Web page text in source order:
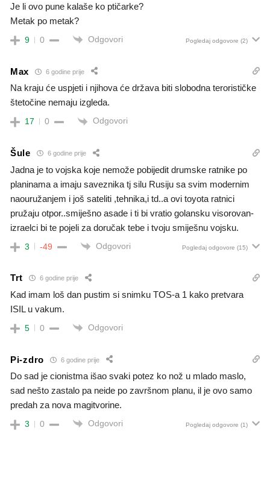
Je li ovo pune kalaše ko ptičarke?
Metak po metak?
9 0 Odgovori Pogledaj odgovore (2)
Max 6 godine prije
Na kraju će uspjeti i njihova će država biti slobodna terorističke
štetočine nemaju izgleda.
17 0 Odgovori
Šule 6 godine prije
Jadna je to vojska koje nemože pobijedit drumske ratnike po
planinama a imaju saveznika tj silu Rusiju sa svim modernim
naouružanjem i još sateliti ,tehnika,i td..a ovi toyota ratnici
pružaju otpor..smiješno asade i ti bi vratio golansku visorovan-
izraelci bi te pojeli za doručak tebe i tvoju smiješnu vojsku.
3 -49 Odgovori Pogledaj odgovore (15)
Trt 6 godine prije
Kad imam loš dan pustim si snimku TOS-a 1 kako pretvara
ISIL u vakum.
5 0 Odgovori
Pi-zdro 6 godine prije
Do sad je cionistma išao svaki potez ko nož u mlado maslo,
sad nešto zastalo pa neide po završnom planu, il je ovo samo
predah za nova magitvorine.
3 0 Odgovori Pogledaj odgovore (1)